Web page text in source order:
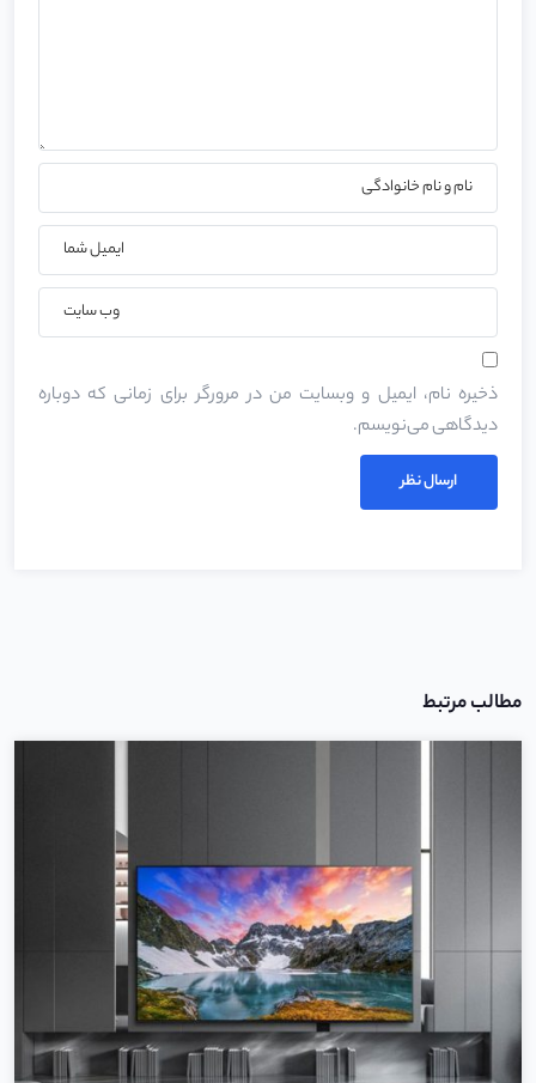
ذخیره نام، ایمیل و وبسایت من در مرورگر برای زمانی که دوباره
دیدگاهی می‌نویسم.
مطالب مرتبط